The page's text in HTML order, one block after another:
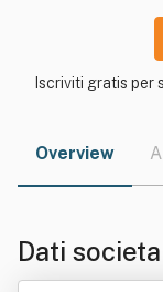
Iscriviti gratis per
Overview
Dati